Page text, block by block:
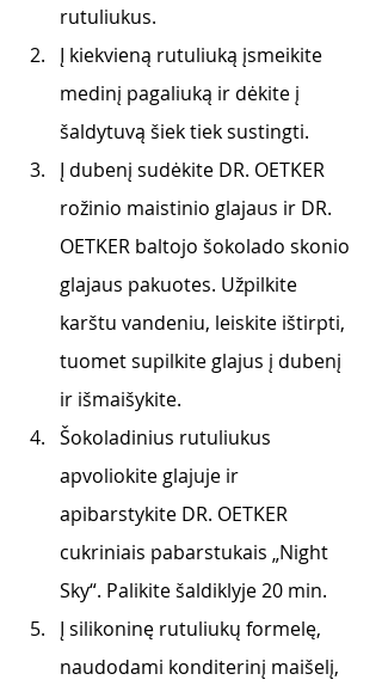
rutuliukus.
Į kiekvieną rutuliuką įsmeikite
medinį pagaliuką ir dėkite į
šaldytuvą šiek tiek sustingti.
Į dubenį sudėkite DR. OETKER
rožinio maistinio glajaus ir DR.
OETKER baltojo šokolado skonio
glajaus pakuotes. Užpilkite
karštu vandeniu, leiskite ištirpti,
tuomet supilkite glajus į dubenį
ir išmaišykite.
Šokoladinius rutuliukus
apvoliokite glajuje ir
apibarstykite DR. OETKER
cukriniais pabarstukais „Night
Sky“. Palikite šaldiklyje 20 min.
Į silikoninę rutuliukų formelę,
naudodami konditerinį maišelį,